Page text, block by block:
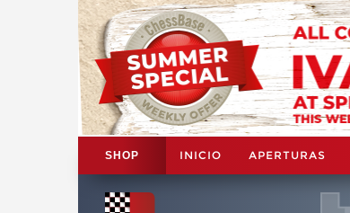
SHOP INICIO APERTURAS